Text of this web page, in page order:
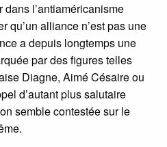
dans l’antiaméricanisme
qu’un alliance n’est pas une
a depuis longtemps une
par des figures telles
Diagne, Aimé Césaire ou
d’autant plus salutaire
semble contestée sur le